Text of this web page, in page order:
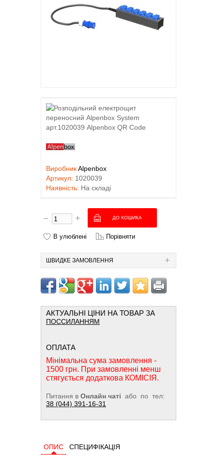
ВиробникAlpenbox
Артикул: 1020039
Наявність: На складі
В улюблені Порівняти
ШВИДКЕ ЗАМОВЛЕННЯ
АКТУАЛЬНІ ЦІНИ НА ТОВАР ЗА
ПОССИЛАННЯМ
ОПЛАТА
Мінімальна сума замовлення -
1500 грн. При замовленні менш
стягується додаткова КОМІСІЯ.
Питання в Онлайн чаті або по тел:
38 (044) 391-16-31
ОПИС
СПЕЦИФІКАЦІЯ